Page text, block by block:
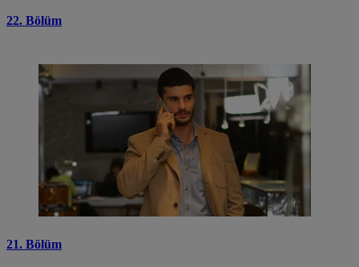
22. Bölüm
21. Bölüm